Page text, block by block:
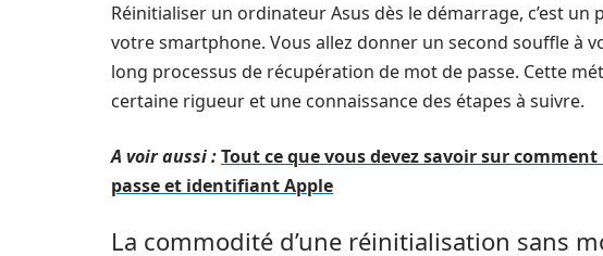
Réinitialiser un ordinateur Asus dès le démarrage, c’est
votre smartphone. Vous allez donner un second souffle à
long processus de récupération de mot de passe. Cette
certaine rigueur et une connaissance des étapes à suivre.
A voir aussi :Tout ce que vous devez savoir sur
passe et identifiant Apple
La commodité d’une réinitialisation sans